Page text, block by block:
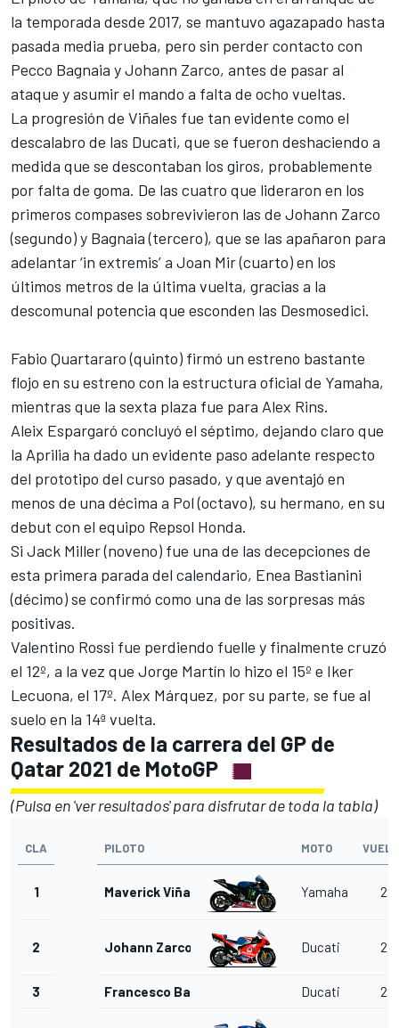
la temporada desde 2017, se mantuvo agazapado hasta
pasada media prueba, pero sin perder contacto con
Pecco Bagnaia y Johann Zarco, antes de pasar al
ataque y asumir el mando a falta de ocho vueltas.
La progresión de Viñales fue tan evidente como el
descalabro de las Ducati, que se fueron deshaciendo a
medida que se descontaban los giros, probablemente
por falta de goma. De las cuatro que lideraron en los
primeros compases sobrevivieron las de Johann Zarco
(segundo) y Bagnaia (tercero), que se las apañaron para
adelantar ‘in extremis’ a Joan Mir (cuarto) en los
últimos metros de la última vuelta, gracias a la
descomunal potencia que esconden las Desmosedici.
Fabio Quartararo (quinto) firmó un estreno bastante
flojo en su estreno con la estructura oficial de Yamaha,
mientras que la sexta plaza fue para Alex Rins.
Aleix Espargaró concluyó el séptimo, dejando claro que
la Aprilia ha dado un evidente paso adelante respecto
del prototipo del curso pasado, y que aventajó en
menos de una décima a Pol (octavo), su hermano, en su
debut con el equipo Repsol Honda.
Si Jack Miller (noveno) fue una de las decepciones de
esta primera parada del calendario, Enea Bastianini
(décimo) se confirmó como una de las sorpresas más
positivas.
Valentino Rossi fue perdiendo fuelle y finalmente cruzó
el 12º, a la vez que Jorge Martín lo hizo el 15º e Iker
Lecuona, el 17º. Alex Márquez, por su parte, se fue al
suelo en la 14ª vuelta.
Resultados de la carrera del GP de
Qatar 2021 de MotoGP
(Pulsa en 'ver resultados' para disfrutar de toda la tabla)
CLA PILOTO MOTO
1 Maverick Viñales Yamaha 22
2 Johann Zarco Ducati 22
3 Francesco Bagnaia Ducati 22